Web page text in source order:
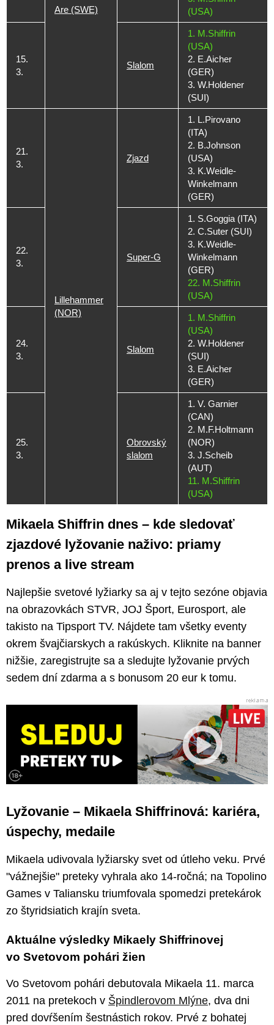
Are (SWE)
(USA)
15.
3.
Slalom
1. M.Shiffrin
(USA)
2. E.Aicher
(GER)
3. W.Holdener
(SUI)
21.
3.
Lillehammer
(NOR)
Zjazd
1. L.Pirovano
(ITA)
2. B.Johnson
(USA)
3. K.Weidle-
Winkelmann
(GER)
22.
3.
Super-G
1. S.Goggia (ITA)
2. C.Suter (SUI)
3. K.Weidle-
Winkelmann
(GER)
22. M.Shiffrin
(USA)
24.
3.
Slalom
1. M.Shiffrin
(USA)
2. W.Holdener
(SUI)
3. E.Aicher
(GER)
25.
3.
Obrovský
slalom
1. V. Garnier
(CAN)
2. M.F.Holtmann
(NOR)
3. J.Scheib
(AUT)
11. M.Shiffrin
(USA)
Mikaela Shiffrin dnes – kde sledovať
zjazdové lyžovanie naživo: priamy
prenos a live stream
Najlepšie svetové lyžiarky sa aj v tejto sezóne objavia
na obrazovkách STVR, JOJ Šport, Eurosport, ale
takisto na Tipsport TV. Nájdete tam všetky eventy
okrem švajčiarskych a rakúskych. Kliknite na banner
nižšie, zaregistrujte sa a sledujte lyžovanie prvých
sedem dní zdarma a s bonusom 20 eur k tomu.
Lyžovanie – Mikaela Shiffrinová: kariéra,
úspechy, medaile
Mikaela udivovala lyžiarsky svet od útleho veku. Prvé
"vážnejšie" preteky vyhrala ako 14-ročná; na Topolino
Games v Taliansku triumfovala spomedzi pretekárok
zo štyridsiatich krajín sveta.
Aktuálne výsledky Mikaely Shiffrinovej
vo Svetovom pohári žien
Vo Svetovom pohári debutovala Mikaela 11. marca
2011 na pretekoch v Špindlerovom Mlýne, dva dni
pred dovŕšením šestnástich rokov. Prvé z bohatej